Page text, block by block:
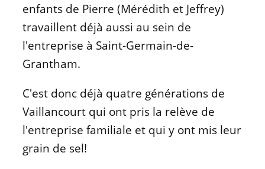
enfants de Pierre (Mérédith et Jeffrey)
travaillent déjà aussi au sein de
l'entreprise à Saint-Germain-de-
Grantham.
C'est donc déjà quatre générations de
Vaillancourt qui ont pris la relève de
l'entreprise familiale et qui y ont mis leur
grain de sel!